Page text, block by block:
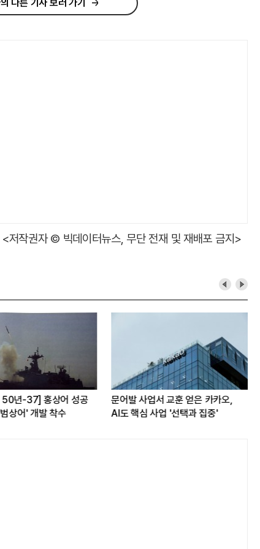
다른 기사 보러 가기
<저작권자 © 빅데이터뉴스, 무단 전재 및 재배포 금지>
년-37] 홍상어 성공
상어' 개발 착수
문어발 사업서 교훈 얻은 카카오,
AI도 핵심 사업 '선택과 집중'